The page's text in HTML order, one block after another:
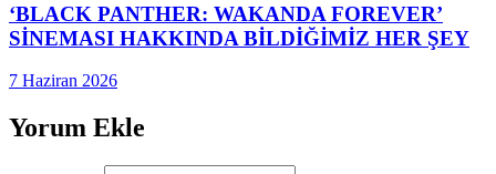
‘BLACK PANTHER: WAKANDA FOREVER’
SİNEMASI HAKKINDA BİLDİĞİMİZ HER ŞEY
7 Haziran 2026
Yorum Ekle